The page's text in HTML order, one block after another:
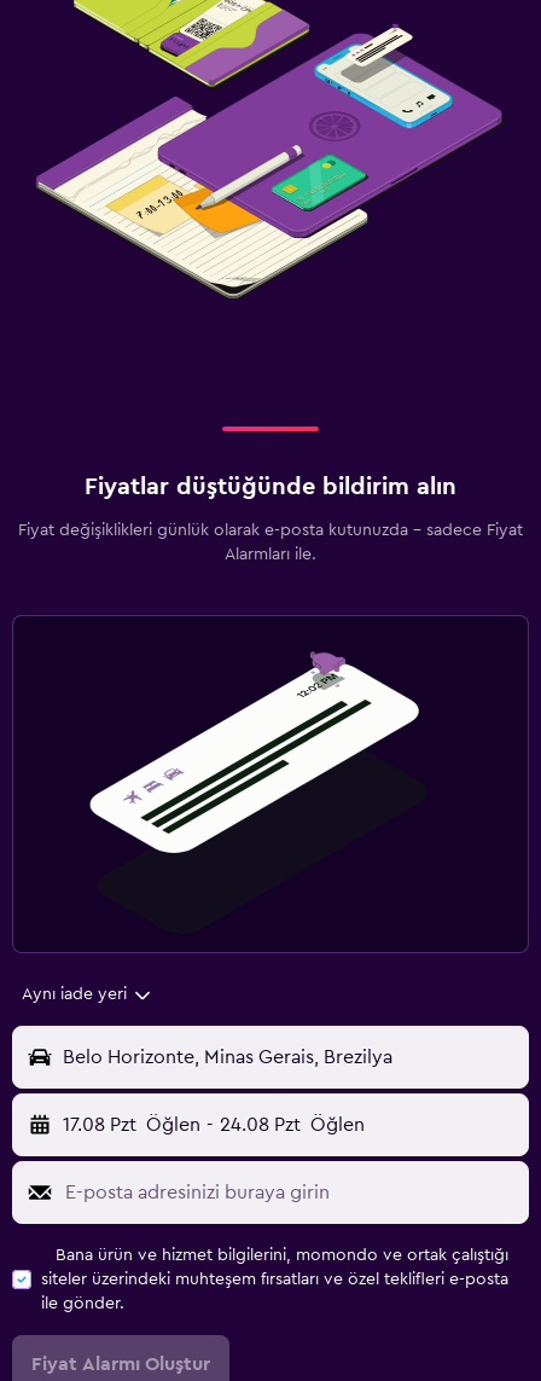
Fiyatlar düştüğünde bildirim alın
Fiyat değişiklikleri günlük olarak e-posta kutunuzda - sadece Fiyat
Alarmları ile.
Aynı iade yeri
Belo Horizonte, Minas Gerais, Brezilya
17.08 Pzt Öğlen - 24.08 Pzt Öğlen
Bana ürün ve hizmet bilgilerini, momondo ve ortak çalıştığı
siteler üzerindeki muhteşem fırsatları ve özel teklifleri e-posta
ile gönder.
Fiyat Alarmı Oluştur